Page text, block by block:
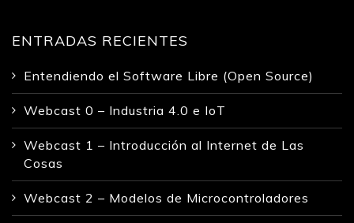
ENTRADAS RECIENTES
Entendiendo el Software Libre (Open Source)
Webcast 0 – Industria 4.0 e IoT
Webcast 1 – Introducción al Internet de Las
Cosas
Webcast 2 – Modelos de Microcontroladores